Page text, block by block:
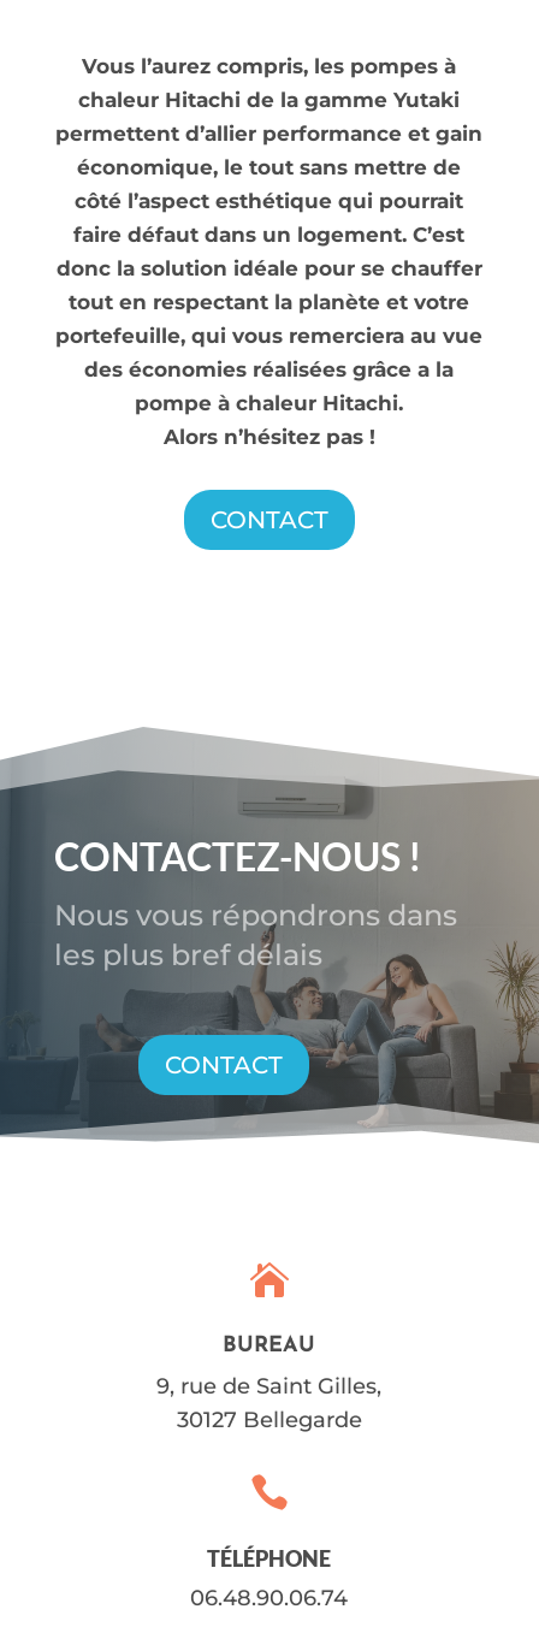
Vous l’aurez compris, les pompes à
chaleur Hitachi de la gamme Yutaki
permettent d’allier performance et gain
économique, le tout sans mettre de
côté l’aspect esthétique qui pourrait
faire défaut dans un logement. C’est
donc la solution idéale pour se chauffer
tout en respectant la planète et votre
portefeuille, qui vous remerciera au vue
des économies réalisées grâce a la
pompe à chaleur Hitachi.
Alors n’hésitez pas !
CONTACT
CONTACTEZ-NOUS !
Nous vous répondrons dans
les plus bref délais
CONTACT

BUREAU
9, rue de Saint Gilles,
30127 Bellegarde

TÉLÉPHONE
06.48.90.06.74